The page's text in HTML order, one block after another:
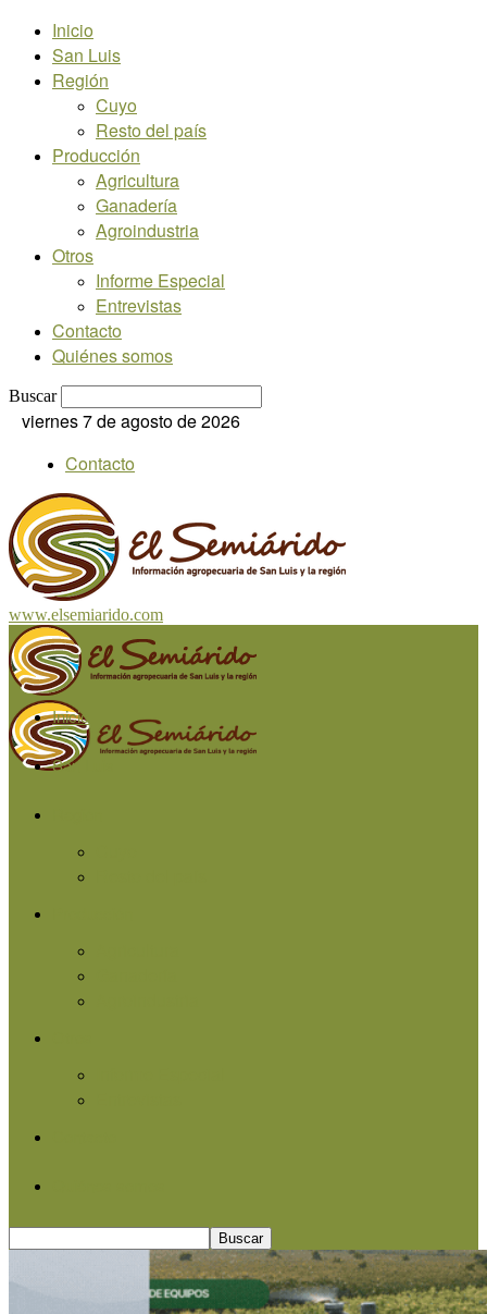
Inicio
San Luis
Región
Cuyo
Resto del país
Producción
Agricultura
Ganadería
Agroindustria
Otros
Informe Especial
Entrevistas
Contacto
Quiénes somos
Buscar
viernes 7 de agosto de 2026
Contacto
www.elsemiarido.com
Inicio
San Luis